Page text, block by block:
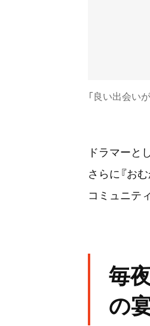
「良い出会い
ドラマーと
さらに『お
コミュニテ
毎
の